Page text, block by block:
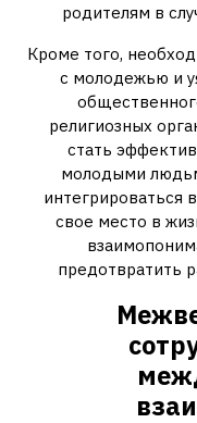
родителям в
Кроме того,
с молодежью и
религиозных
стать
молодыми
интегрироваться
свое место в
предотвратить